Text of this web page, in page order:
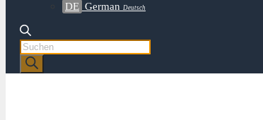
DE German Deutsch
Products
search